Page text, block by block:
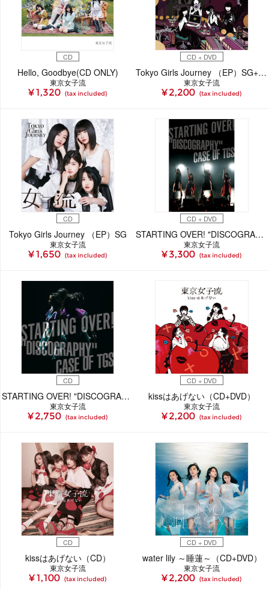
CD
Hello, Goodbye(CD ONLY)
東京女子流
¥ 1,320 (tax included)
CD + DVD
Tokyo Girls Journey （EP）SG+DVD
東京女子流
¥ 2,200 (tax included)
CD
Tokyo Girls Journey （EP）SG
東京女子流
¥ 1,650 (tax included)
CD + DVD
STARTING OVER! "DISCOGRAPHY" CASE OF TGS（CD+DVD）
東京女子流
¥ 3,300 (tax included)
CD
STARTING OVER! "DISCOGRAPHY" CASE OF TGS（CD）
東京女子流
¥ 2,750 (tax included)
CD + DVD
kissはあげない（CD+DVD）
東京女子流
¥ 2,200 (tax included)
CD
kissはあげない（CD）
東京女子流
¥ 1,100 (tax included)
CD + DVD
water lily ～睡蓮～（CD+DVD）
東京女子流
¥ 2,200 (tax included)